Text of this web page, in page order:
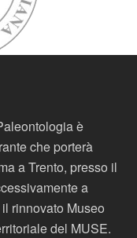
è
che porterà
a Trento, presso il
a
rinnovato Museo
del MUSE.